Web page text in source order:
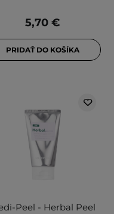
5,70 €
PRIDAŤ DO KOŠÍKA
Peel - Herbal Peel